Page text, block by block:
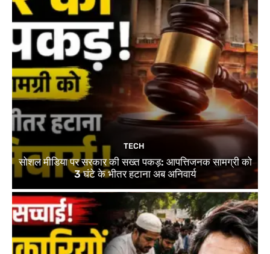
TECH
सोशल मीडिया पर सरकार की सख्त पकड़: आपत्तिजनक सामग्री को
3 घंटे के भीतर हटाना अब अनिवार्य